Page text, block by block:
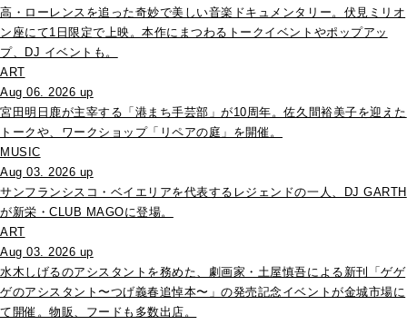
高・ローレンスを追った奇妙で美しい音楽ドキュメンタリー。伏見ミリオ
ン座にて1日限定で上映。本作にまつわるトークイベントやポップアッ
プ、DJ イベントも。
ART
Aug 06. 2026 up
宮田明日鹿が主宰する「港まち手芸部」が10周年。佐久間裕美子を迎えた
トークや、ワークショップ「リペアの庭」を開催。
MUSIC
Aug 03. 2026 up
サンフランシスコ・ベイエリアを代表するレジェンドの一人、DJ GARTH
が新栄・CLUB MAGOに登場。
ART
Aug 03. 2026 up
水木しげるのアシスタントを務めた、劇画家・土屋慎吾による新刊「ゲゲ
ゲのアシスタント〜つげ義春追悼本〜」の発売記念イベントが金城市場に
て開催。物販、フードも多数出店。